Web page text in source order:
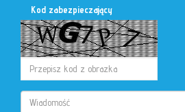
Kod zabezpieczający